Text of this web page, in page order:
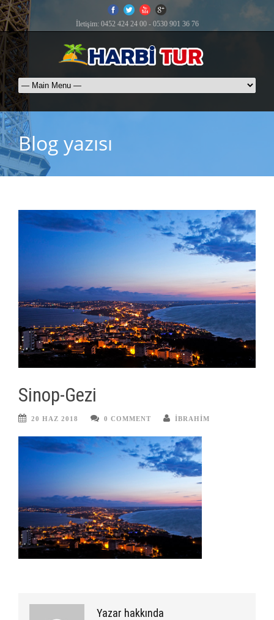
İletişim: 0452 424 24 00 - 0530 901 36 76
Blog yazısı
Sinop-Gezi
20 HAZ 2018 0 COMMENT IBRAHIM
Yazar hakkında